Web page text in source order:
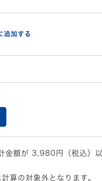
追加する
金額が 3,980円（税込）以
算の対象外となります。